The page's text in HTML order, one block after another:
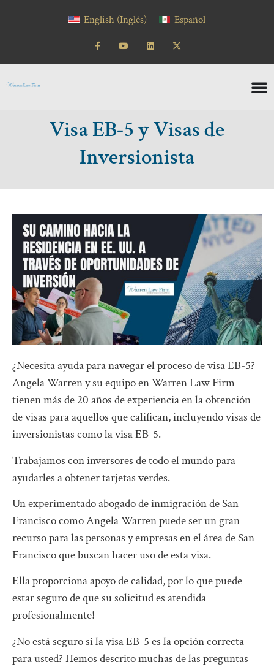
English (Inglés) Español
Visa EB-5 y Visas de
Inversionista
¿Necesita ayuda para navegar el proceso de visa EB-5?
Angela Warren y su equipo en Warren Law Firm
tienen más de 20 años de experiencia en la obtención
de visas para aquellos que califican, incluyendo visas de
inversionistas como la visa EB-5.
Trabajamos con inversores de todo el mundo para
ayudarles a obtener tarjetas verdes.
Un experimentado abogado de inmigración de San
Francisco como Angela Warren puede ser un gran
recurso para las personas y empresas en el área de San
Francisco que buscan hacer uso de esta visa.
Ella proporciona apoyo de calidad, por lo que puede
estar seguro de que su solicitud es atendida
profesionalmente!
¿No está seguro si la visa EB-5 es la opción correcta
para usted? Hemos descrito muchas de las preguntas